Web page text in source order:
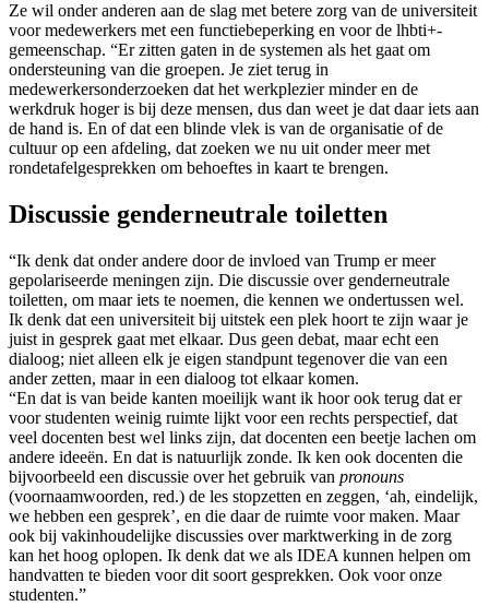
Ze wil onder anderen aan de slag met betere zorg van de universiteit
voor medewerkers met een functiebeperking en voor de lhbti+-
gemeenschap. “Er zitten gaten in de systemen als het gaat om
ondersteuning van die groepen. Je ziet terug in
medewerkersonderzoeken dat het werkplezier minder en de
werkdruk hoger is bij deze mensen, dus dan weet je dat daar iets aan
de hand is. En of dat een blinde vlek is van de organisatie of de
cultuur op een afdeling, dat zoeken we nu uit onder meer met
rondetafelgesprekken om behoeftes in kaart te brengen.
Discussie genderneutrale toiletten
“Ik denk dat onder andere door de invloed van Trump er meer
gepolariseerde meningen zijn. Die discussie over genderneutrale
toiletten, om maar iets te noemen, die kennen we ondertussen wel.
Ik denk dat een universiteit bij uitstek een plek hoort te zijn waar je
juist in gesprek gaat met elkaar. Dus geen debat, maar echt een
dialoog; niet alleen elk je eigen standpunt tegenover die van een
ander zetten, maar in een dialoog tot elkaar komen.
“En dat is van beide kanten moeilijk want ik hoor ook terug dat er
voor studenten weinig ruimte lijkt voor een rechts perspectief, dat
veel docenten best wel links zijn, dat docenten een beetje lachen om
andere ideeën. En dat is natuurlijk zonde. Ik ken ook docenten die
bijvoorbeeld een discussie over het gebruik van pronouns
(voornaamwoorden, red.) de les stopzetten en zeggen, ‘ah, eindelijk,
we hebben een gesprek’, en die daar de ruimte voor maken. Maar
ook bij vakinhoudelijke discussies over marktwerking in de zorg
kan het hoog oplopen. Ik denk dat we als IDEA kunnen helpen om
handvatten te bieden voor dit soort gesprekken. Ook voor onze
studenten.”